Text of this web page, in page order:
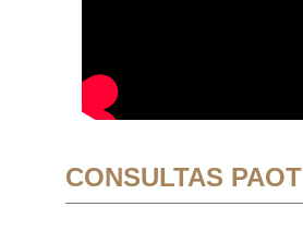
CONSULTAS PAOT